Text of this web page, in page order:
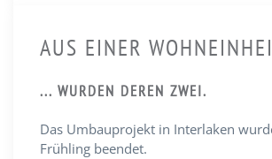
AUS EINER
... WURDEN DEREN ZWEI.
Das Umbauprojekt in Interlaken
Frühling beendet.